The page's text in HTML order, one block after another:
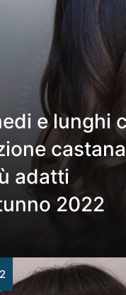
e lunghi
adatti
2022